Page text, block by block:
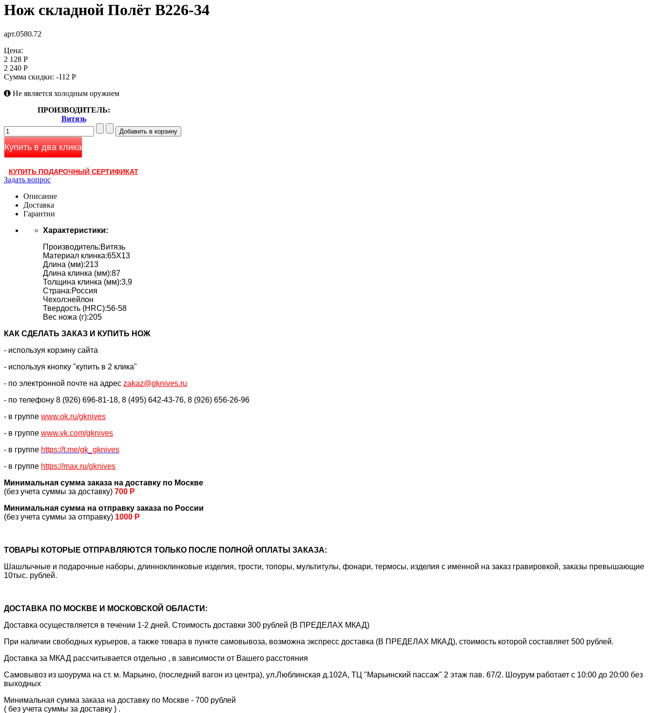
Нож складной Полёт B226-34
арт.0580.72
Цена:
2 128 Р
2 240 Р
Сумма скидки: -112 Р
Не является холодным оружием
ПРОИЗВОДИТЕЛЬ:
Витязь
Купить в два клика
КУПИТЬ ПОДАРОЧНЫЙ СЕРТИФИКАТ
Задать вопрос
Описание
Доставка
Гарантии
Характеристики:
Производитель:Витязь
Материал клинка:65Х13
Длина (мм):213
Длина клинка (мм):87
Толщина клинка (мм):3,9
Страна:Россия
Чехол:нейлон
Твердость (HRC):56-58
Вес ножа (г):205
КАК CДЕЛАТЬ ЗАКАЗ И КУПИТЬ НОЖ
- используя корзину сайта
- используя кнопку "купить в 2 клика"
- по электронной почте на адрес zakaz@gknives.ru
- по телефону 8 (926) 696-81-18, 8 (495) 642-43-76, 8 (926) 656-26-96
- в группе www.ok.ru/gknives
- в группе www.vk.com/gknives
- в группе https://t.me/gk_gknives
- в группе https://max.ru/gknives
Минимальная сумма заказа на доставку по Москве
(без учета суммы за доставку) 700 Р
Минимальная сумма на отправку заказа по России
(без учета суммы за отправку) 1000 Р
ТОВАРЫ КОТОРЫЕ ОТПРАВЛЯЮТСЯ ТОЛЬКО ПОСЛЕ ПОЛНОЙ ОПЛАТЫ ЗАКАЗА:
Шашлычные и подарочные наборы, длинноклинковые изделия, трости, топоры, мультитулы, фонари, термосы, изделия с именной на заказ гравировкой, заказы превышающие
10тыс. рублей.
ДОСТАВКА ПО МОСКВЕ И МОСКОВСКОЙ ОБЛАСТИ:
Доставка осуществляется в течении 1-2 дней. Стоимость доставки 300 рублей (В ПРЕДЕЛАХ МКАД)
При наличии свободных курьеров, а также товара в пункте самовывоза, возможна экспресс доставка (В ПРЕДЕЛАХ МКАД), стоимость которой составляет 500 рублей.
Доставка за МКАД рассчитывается отдельно , в зависимости от Вашего расстояния
Самовывоз из шоурума на ст. м. Марьино, (последний вагон из центра), ул.Люблинская д.102А, ТЦ "Марьинский пассаж" 2 этаж пав. 67/2. Шоурум работает с 10:00 до 20:00 без
выходных
Минимальная сумма заказа на доставку по Москве - 700 рублей
( без учета суммы за доставку ) .